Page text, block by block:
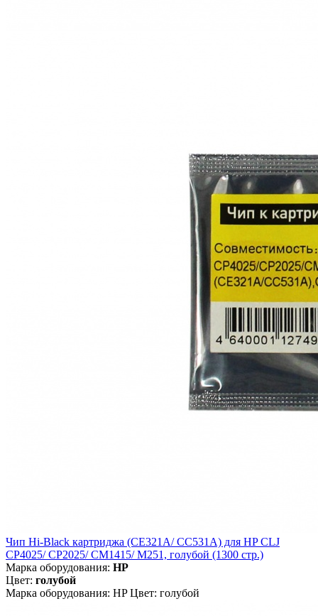
Чип Hi-Black картриджа (CE321A/ CC531A) для HP CLJ
CP4025/ CP2025/ CM1415/ M251, голубой (1300 стр.)
Марка оборудования: HP
Цвет: голубой
Марка оборудования: HP Цвет: голубой